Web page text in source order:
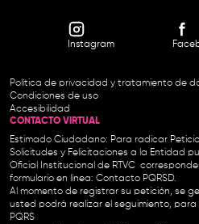
Instagram
Política de privacidad y tratamiento de
Condiciones de uso
Accesibilidad
CONTACTO VIRTUAL
Estimado Ciudadano: Para radicar
Solicitudes y Felicitaciones a la Entidad
Oficial Institucional de RTVC
formulario en línea: Contacto PQRSD.
Al momento de registrar su petición, se
usted podrá realizar el seguimiento, para
PQRS